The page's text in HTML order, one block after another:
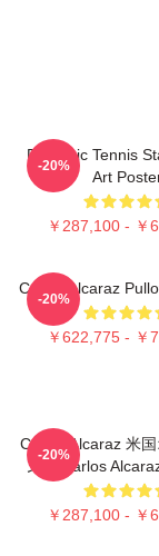
Dynamic Tennis
Art
￥287,100 - ￥
-20%
Carlos Alcaraz
￥622,775 - ￥
-20%
Carlos Alcaraz 米
ング Carlos
￥287,100 - ￥
-20%